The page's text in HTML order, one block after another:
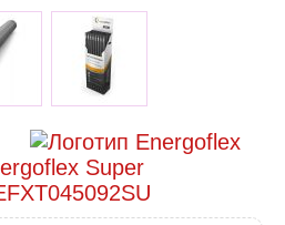
Super